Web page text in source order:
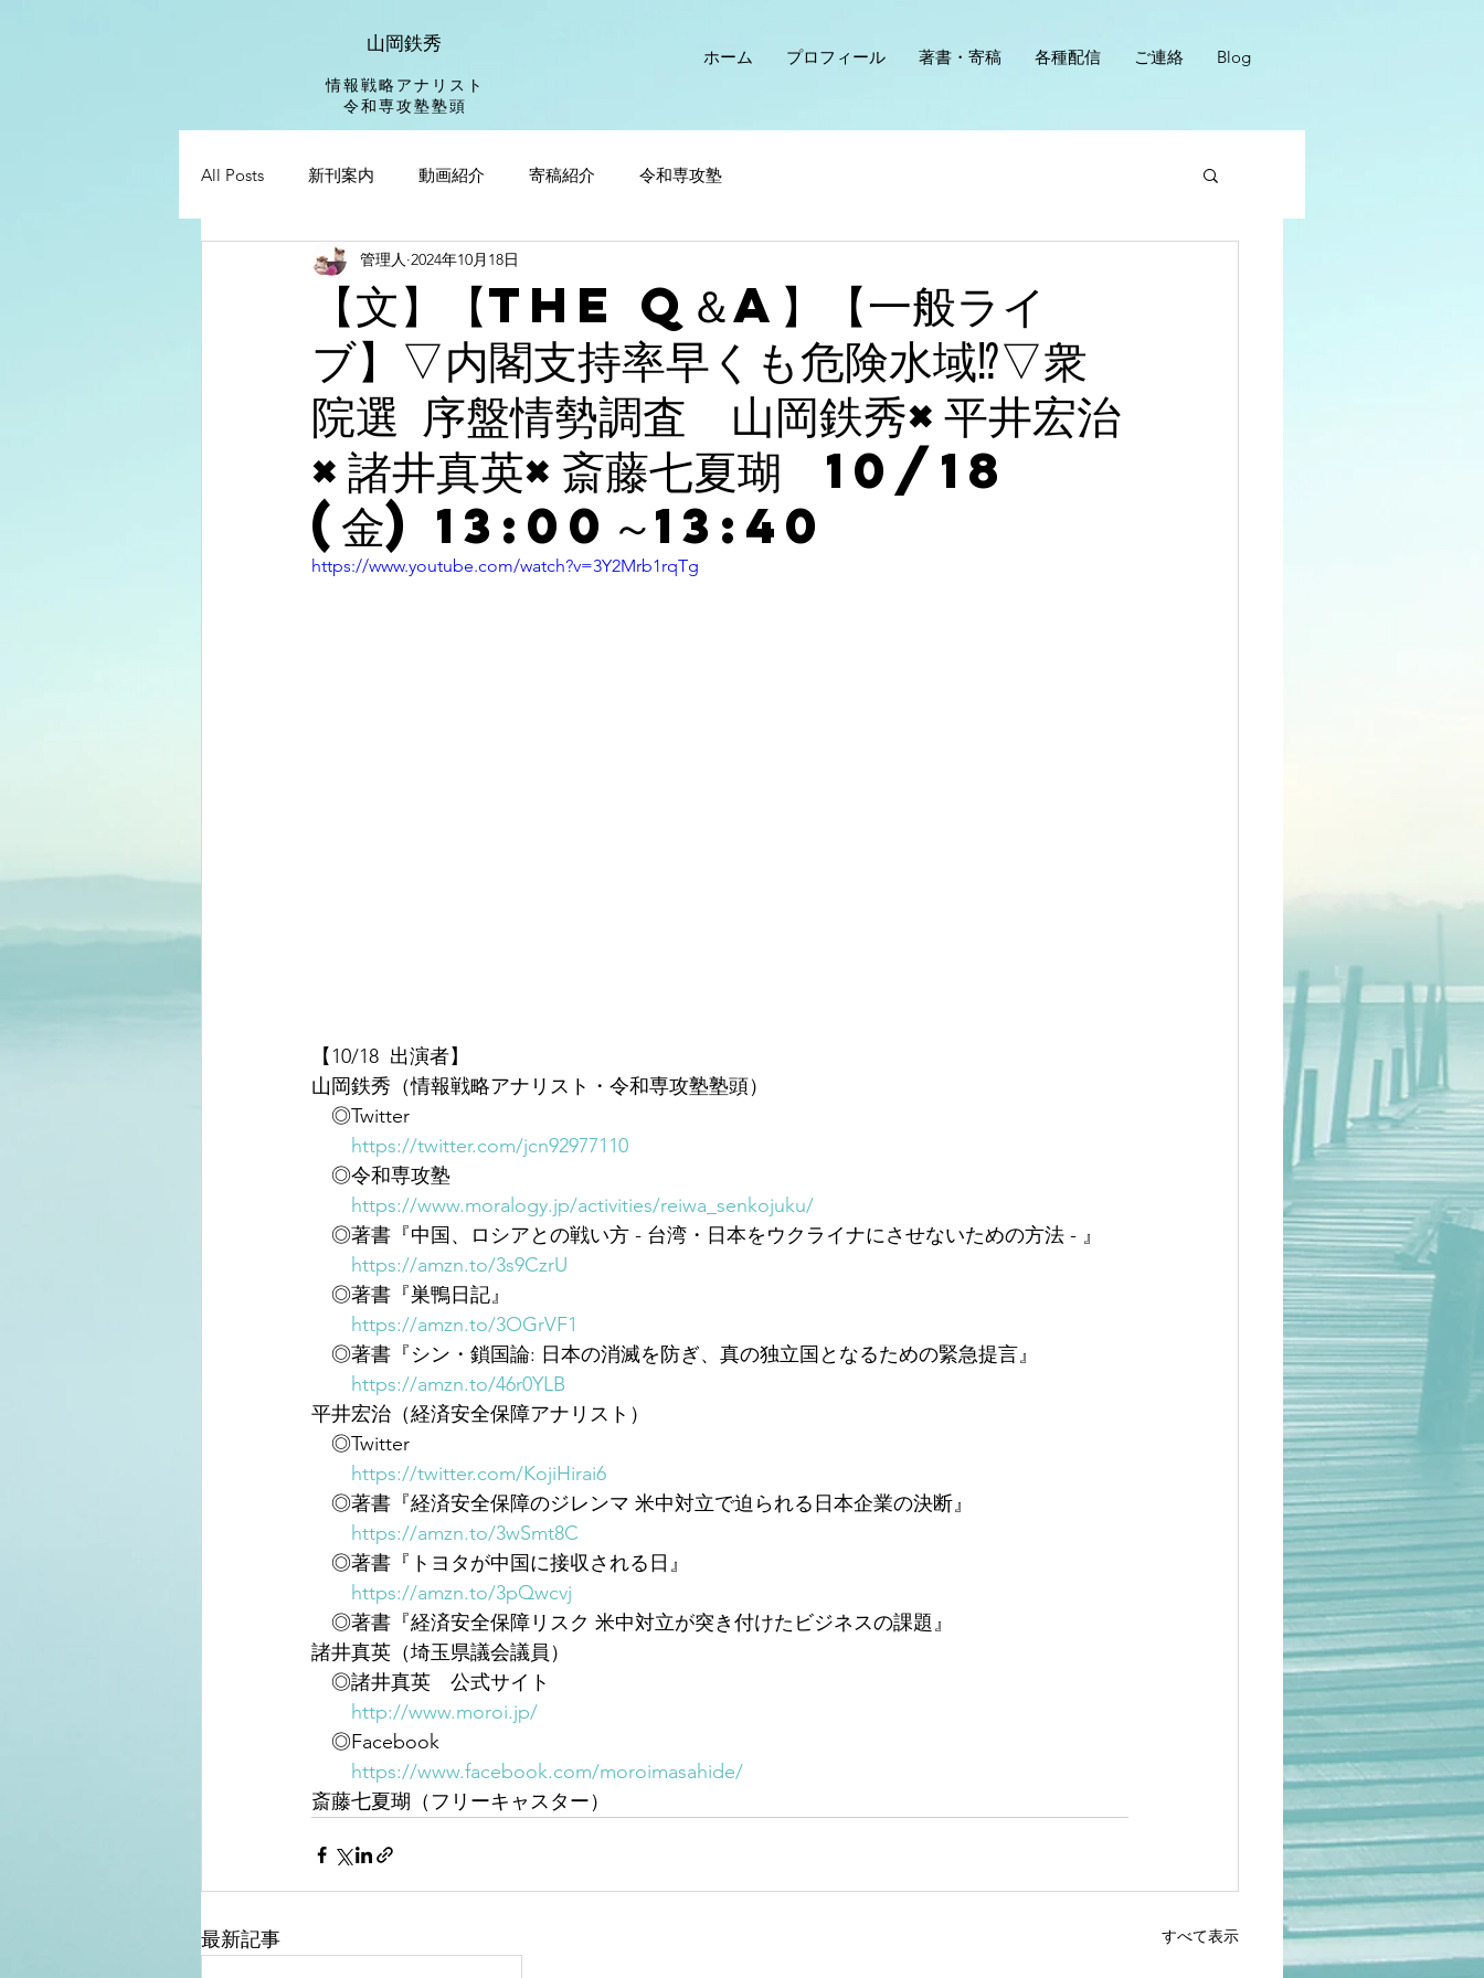
山岡鉄秀
情報戦略アナリスト
​令和専攻塾塾頭
ホーム プロフィール 著書・寄稿 各種配信 ご連絡 Blog
All Posts 新刊案内 動画紹介 寄稿紹介 令和専攻塾
【文】【The Q＆A】【一般ライ
ブ】▽内閣支持率早くも危険水域⁉︎▽衆
院選 序盤情勢調査 山岡鉄秀×平井宏治
×諸井真英×斎藤七夏瑚 10/18
(金) 13:00～13:40
管理人 2024年10月18日
https://www.youtube.com/watch?v=3Y2Mrb1rqTg
【10/18  出演者】
山岡鉄秀（情報戦略アナリスト・令和専攻塾塾頭）
◎Twitter
https://twitter.com/jcn92977110
◎令和専攻塾
https://www.moralogy.jp/activities/reiwa_senkojuku/
◎著書『中国、ロシアとの戦い方 - 台湾・日本をウクライナにさせないための方法 - 』
https://amzn.to/3s9CzrU
◎著書『巣鴨日記』
https://amzn.to/3OGrVF1
◎著書『シン・鎖国論: 日本の消滅を防ぎ、真の独立国となるための緊急提言』
https://amzn.to/46r0YLB
平井宏治（経済安全保障アナリスト）
◎Twitter
https://twitter.com/KojiHirai6
◎著書『経済安全保障のジレンマ 米中対立で迫られる日本企業の決断』
https://amzn.to/3wSmt8C
◎著書『トヨタが中国に接収される日』
https://amzn.to/3pQwcvj
◎著書『経済安全保障リスク 米中対立が突き付けたビジネスの課題』
諸井真英（埼玉県議会議員）
◎諸井真英　公式サイト
http://www.moroi.jp/
◎Facebook
https://www.facebook.com/moroimasahide/
斎藤七夏瑚（フリーキャスター）
最新記事 すべて表示